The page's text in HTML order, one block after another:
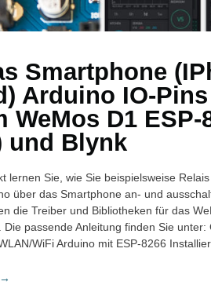
Smartphone
Arduino IO-
WeMos D1 ESP-
und Blynk
lernen Sie, wie Sie beispielsweise
über das Smartphone an- und
die Treiber und Bibliotheken für das
Die passende Anleitung finden Sie
WiFi Arduino mit ESP-8266